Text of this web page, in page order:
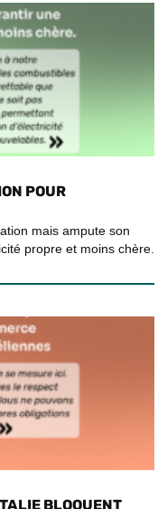
POUR
mais ampute son
propre et moins chère.
BLOQUENT